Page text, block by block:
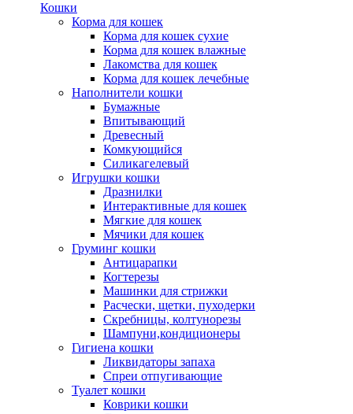
Кошки
Корма для кошек
Корма для кошек сухие
Корма для кошек влажные
Лакомства для кошек
Корма для кошек лечебные
Наполнители кошки
Бумажные
Впитывающий
Древесный
Комкующийся
Силикагелевый
Игрушки кошки
Дразнилки
Интерактивные для кошек
Мягкие для кошек
Мячики для кошек
Груминг кошки
Антицарапки
Когтерезы
Машинки для стрижки
Расчески, щетки, пуходерки
Скребницы, колтунорезы
Шампуни,кондиционеры
Гигиена кошки
Ликвидаторы запаха
Спреи отпугивающие
Туалет кошки
Коврики кошки